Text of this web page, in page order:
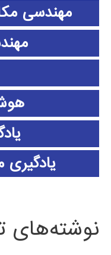
مهندسی
یادگیری
نوشته‌های